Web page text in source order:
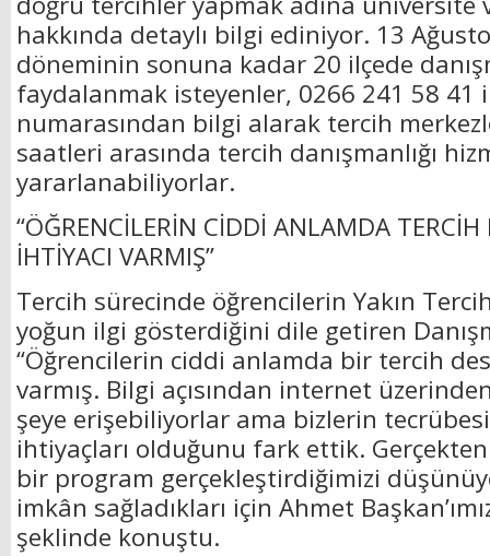
hakkında detaylı bilgi ediniyor. 13
döneminin sonuna kadar 20 ilçede
faydalanmak isteyenler, 0266 241 58 41
numarasından bilgi alarak tercih
saatleri arasında tercih danışmanlığı
yararlanabiliyorlar.
“ÖĞRENCİLERİN CİDDİ ANLAMDA TERCİH
İHTİYACI VARMIŞ”
Tercih sürecinde öğrencilerin Yakın
yoğun ilgi gösterdiğini dile getiren
“Öğrencilerin ciddi anlamda bir tercih
varmış. Bilgi açısından internet
şeye erişebiliyorlar ama bizlerin
ihtiyaçları olduğunu fark ettik.
bir program gerçekleştirdiğimizi
imkân sağladıkları için Ahmet
şeklinde konuştu.